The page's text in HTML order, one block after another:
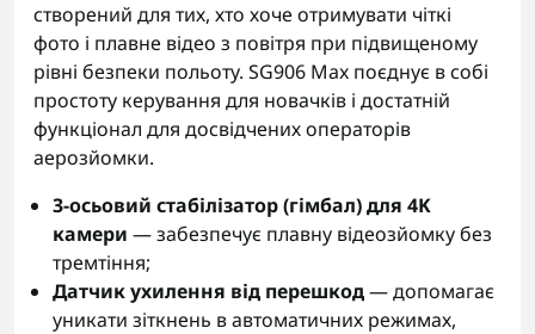
створений для тих, хто хоче отримувати чіткі
фото і плавне відео з повітря при підвищеному
рівні безпеки польоту. SG906 Max поєднує в собі
простоту керування для новачків і достатній
функціонал для досвідчених операторів
аерозйомки.
3-осьовий стабілізатор (гімбал) для 4K
камери — забезпечує плавну відеозйомку без
тремтіння;
Датчик ухилення від перешкод— допомагає
уникати зіткнень в автоматичних режимах,